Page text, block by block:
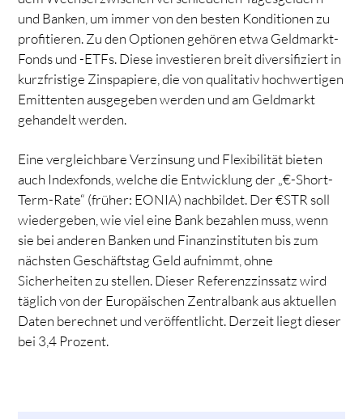
und Banken, um immer von den besten Konditionen zu
profitieren. Zu den Optionen gehören etwa Geldmarkt-
Fonds und -ETFs. Diese investieren breit diversifiziert in
kurzfristige Zinspapiere, die von qualitativ hochwertigen
Emittenten ausgegeben werden und am Geldmarkt
gehandelt werden.
Eine vergleichbare Verzinsung und Flexibilität bieten
auch Indexfonds, welche die Entwicklung der „€-Short-
Term-Rate“ (früher: EONIA) nachbildet. Der €STR soll
wiedergeben, wie viel eine Bank bezahlen muss, wenn
sie bei anderen Banken und Finanzinstituten bis zum
nächsten Geschäftstag Geld aufnimmt, ohne
Sicherheiten zu stellen. Dieser Referenzzinssatz wird
täglich von der Europäischen Zentralbank aus aktuellen
Daten berechnet und veröffentlicht. Derzeit liegt dieser
bei 3,4 Prozent.